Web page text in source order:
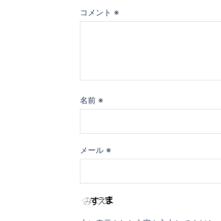
コメント ※
名前 ※
メール ※